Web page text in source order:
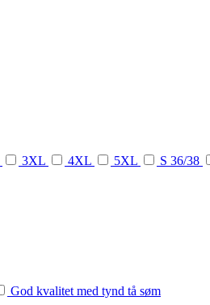
3XL 4XL 5XL S 36/38
God kvalitet med tynd tå søm